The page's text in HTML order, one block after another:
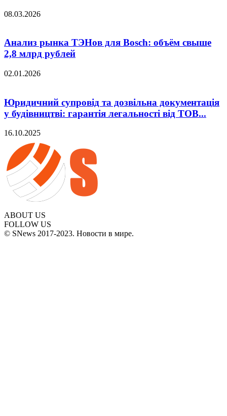
08.03.2026
Анализ рынка ТЭНов для Bosch: объём свыше
2,8 млрд рублей
02.01.2026
Юридичний супровід та дозвільна документація
у будівництві: гарантія легальності від ТОВ...
16.10.2025
ABOUT US
FOLLOW US
© SNews 2017-2023. Новости в мире.